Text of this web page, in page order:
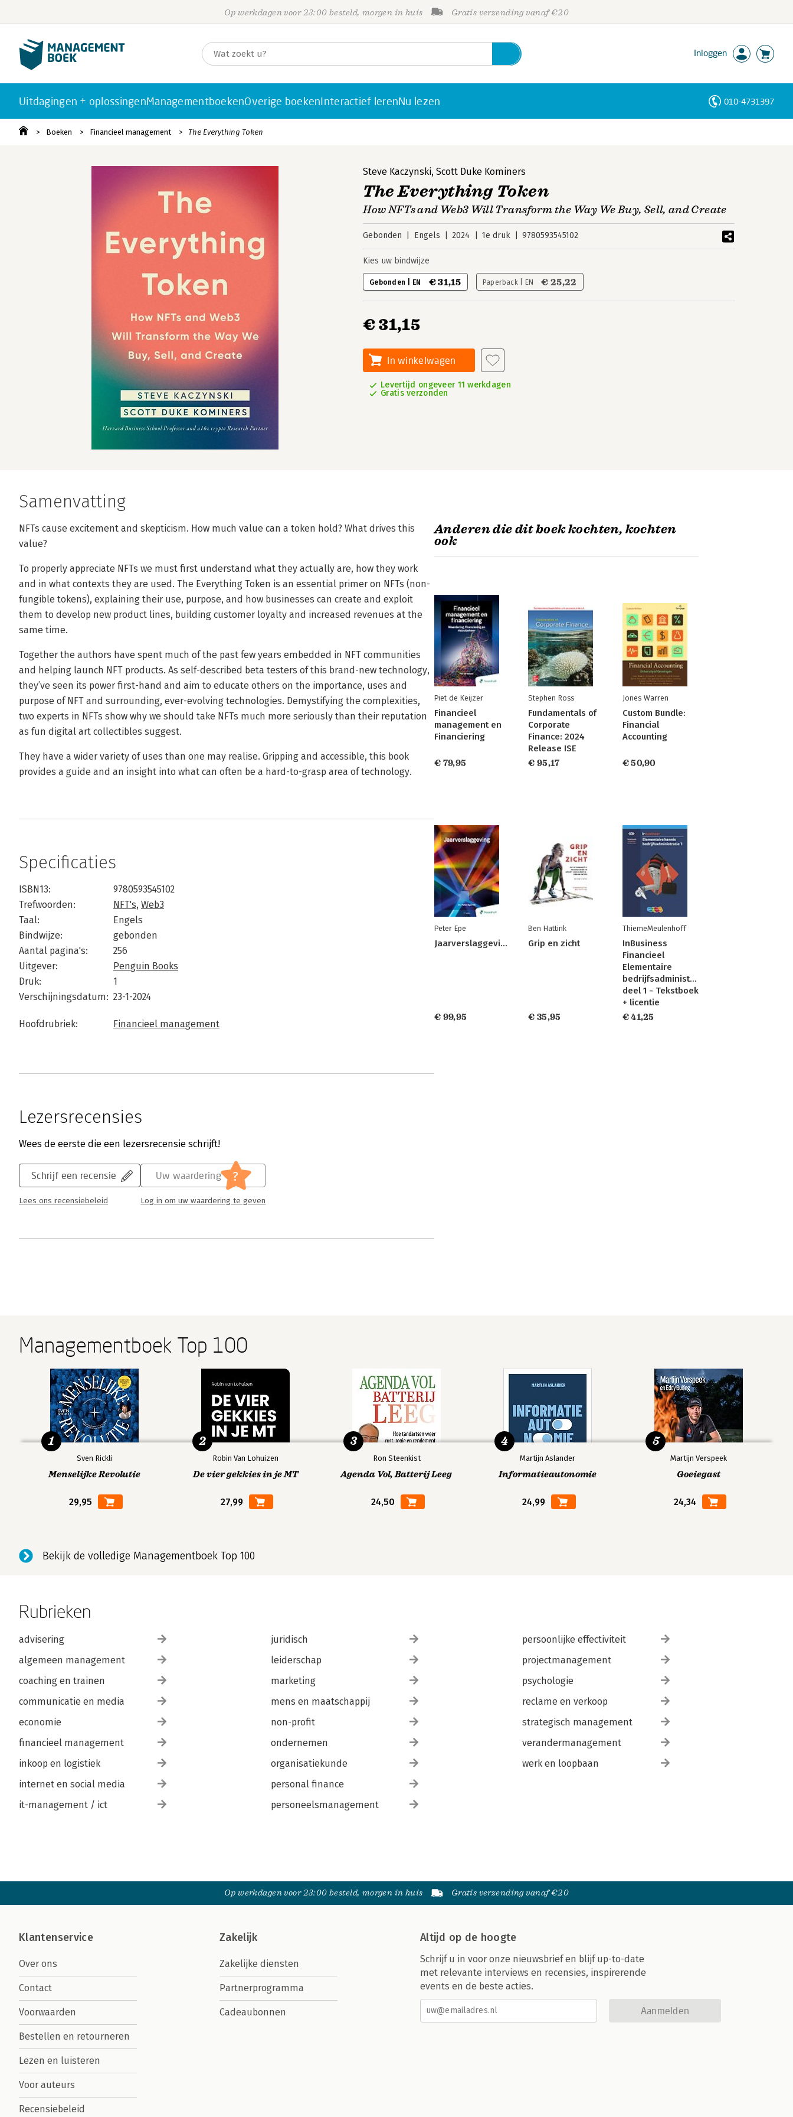
Op werkdagen voor 23:00 besteld, morgen in huis Gratis verzending vanaf €20
Inloggen
Uitdagingen + oplossingenManagementboekenOverige boekenInteractief lerenNu lezen 010-4731397
Boeken Financieel management The Everything Token
Steve Kaczynski,Scott Duke Kominers
The Everything Token
How NFTs and Web3 Will Transform the Way We Buy, Sell, and Create
Gebonden Engels 2024 1e druk 9780593545102
Kies uw bindwijze
Gebonden | EN € 31,15 Paperback | EN € 25,22
€ 31,15
In winkelwagen
Levertijd ongeveer 11 werkdagen
Gratis verzonden
Samenvatting
NFTs cause excitement and skepticism. How much value can a token hold? What drives this
value?
To properly appreciate NFTs we must first understand what they actually are, how they work
and in what contexts they are used. The Everything Token is an essential primer on NFTs (non-
fungible tokens), explaining their use, purpose, and how businesses can create and exploit
them to develop new product lines, building customer loyalty and increased revenues at the
same time.
Together the authors have spent much of the past few years embedded in NFT communities
and helping launch NFT products. As self-described beta testers of this brand-new technology,
they’ve seen its power first-hand and aim to educate others on the importance, uses and
purpose of NFT and surrounding, ever-evolving technologies. Demystifying the complexities,
two experts in NFTs show why we should take NFTs much more seriously than their reputation
as fun digital art collectibles suggest.
They have a wider variety of uses than one may realise. Gripping and accessible, this book
provides a guide and an insight into what can often be a hard-to-grasp area of technology.
Specificaties
ISBN13:
9780593545102
Trefwoorden:
NFT's, Web3
Taal:
Engels
Bindwijze:
gebonden
Aantal pagina's:
256
Uitgever:
Penguin Books
Druk:
1
Verschijningsdatum: 23-1-2024
Hoofdrubriek: Financieel management
Lezersrecensies
Wees de eerste die een lezersrecensie schrijft!
Schrijf een recensie
Lees ons recensiebeleid
Uw waardering ?
Log in om uw waardering te geven
Anderen die dit boek kochten, kochten
ook
Piet de Keijzer
Financieel
management en
Financiering
€ 79,95
Stephen Ross
Fundamentals of
Corporate
Finance: 2024
Release ISE
€ 95,17
Jones Warren
Custom Bundle:
Financial
Accounting
€ 50,90
Peter Epe
Jaarverslaggeving
€ 99,95
Ben Hattink
Grip en zicht
€ 35,95
ThiemeMeulenhoff
InBusiness
Financieel
Elementaire
bedrijfsadministratie
deel 1 - Tekstboek
+ licentie
€ 41,25
Managementboek Top 100
Sven Rickli
Menselijke Revolutie
29,95
1
Robin Van Lohuizen
De vier gekkies in je MT
27,99
2
Ron Steenkist
Agenda Vol, Batterij Leeg
24,50
3
Martijn Aslander
Informatieautonomie
24,99
4
Martijn Verspeek
Goeiegast
24,34
5
Bekijk de volledige Managementboek Top 100
Rubrieken
advisering
algemeen management
coaching en trainen
communicatie en media
economie
financieel management
inkoop en logistiek
internet en social media
it-management / ict
juridisch
leiderschap
marketing
mens en maatschappij
non-profit
ondernemen
organisatiekunde
personal finance
personeelsmanagement
persoonlijke effectiviteit
projectmanagement
psychologie
reclame en verkoop
strategisch management
verandermanagement
werk en loopbaan
Op werkdagen voor 23:00 besteld, morgen in huis Gratis verzending vanaf €20
Klantenservice
Over ons
Contact
Voorwaarden
Bestellen en retourneren
Lezen en luisteren
Voor auteurs
Recensiebeleid
Zakelijk
Zakelijke diensten
Partnerprogramma
Cadeaubonnen
Altijd op de hoogte
Schrijf u in voor onze nieuwsbrief en blijf up-to-date
met relevante interviews en recensies, inspirerende
events en de beste acties.
Aanmelden
Personen